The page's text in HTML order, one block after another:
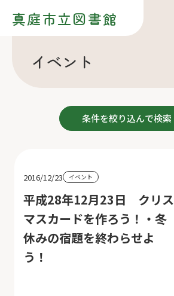
真庭市立図書館
イベント
条件を絞り込んで検索
2016/12/23 イベント
平成28年12月23日 クリス
マスカードを作ろう！・冬
休みの宿題を終わらせよ
う！